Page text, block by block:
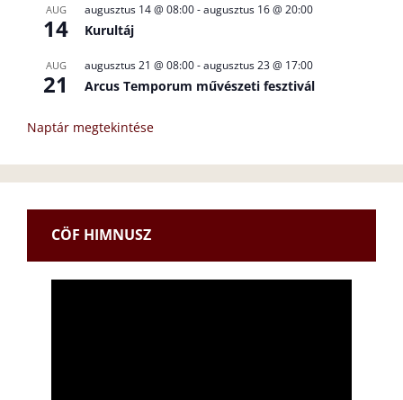
AUG
14
augusztus 14 @ 08:00-augusztus 16 @ 20:00
Kurultáj
AUG
21
augusztus 21 @ 08:00-augusztus 23 @ 17:00
Arcus Temporum művészeti fesztivál
Naptár megtekintése
CÖF HIMNUSZ